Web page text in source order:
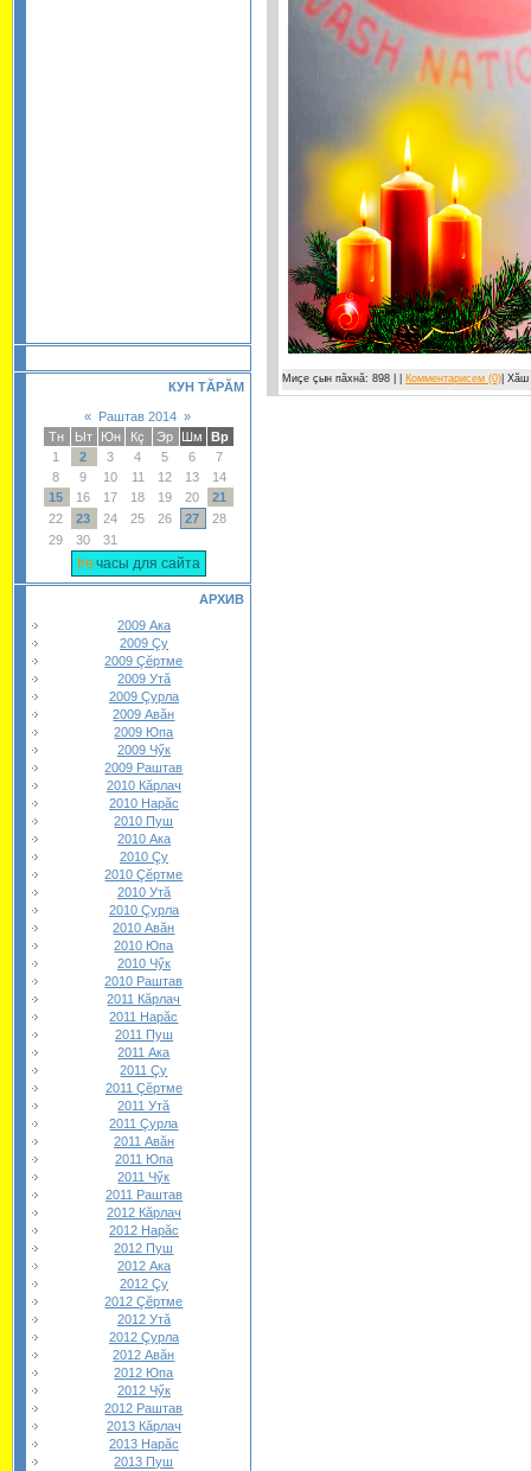
КУН ТĂРĂМ
« Раштав 2014 »
Тн
Ыт Юн Кç Эр Шм
Вр
1
2 3 4 5 6
7
8
9 10 11 12 13
14
15
16 17 18 19 20
21
22
23 24 25 26 27
28
29
30 31
часы для сайта
АРХИВ
2009 Ака
2009 Çу
2009 Çĕртме
2009 Утă
2009 Çурла
2009 Авăн
2009 Юпа
2009 Чӳк
2009 Раштав
2010 Кăрлач
2010 Нарăс
2010 Пуш
2010 Ака
2010 Çу
2010 Çĕртме
2010 Утă
2010 Çурла
2010 Авăн
2010 Юпа
2010 Чӳк
2010 Раштав
2011 Кăрлач
2011 Нарăс
2011 Пуш
2011 Ака
2011 Çу
2011 Çĕртме
2011 Утă
2011 Çурла
2011 Авăн
2011 Юпа
2011 Чӳк
2011 Раштав
2012 Кăрлач
2012 Нарăс
2012 Пуш
2012 Ака
2012 Çу
2012 Çĕртме
2012 Утă
2012 Çурла
2012 Авăн
2012 Юпа
2012 Чӳк
2012 Раштав
2013 Кăрлач
2013 Нарăс
2013 Пуш
Миçе çын пăхнă: 898 | | Комментарисем (0) |